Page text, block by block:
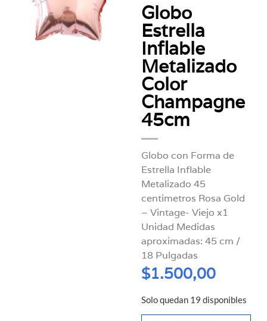
Globo
Estrella
Inflable
Metalizado
Color
Champagne
45cm
Globo con Forma de
Estrella Inflable
Metalizado 45
centimetros Rosa Gold
– Vintage- Viejo x1
Unidad Medidas
aproximadas: 45 cm /
18 Pulgadas
$1.500,00
Solo quedan 19 disponibles